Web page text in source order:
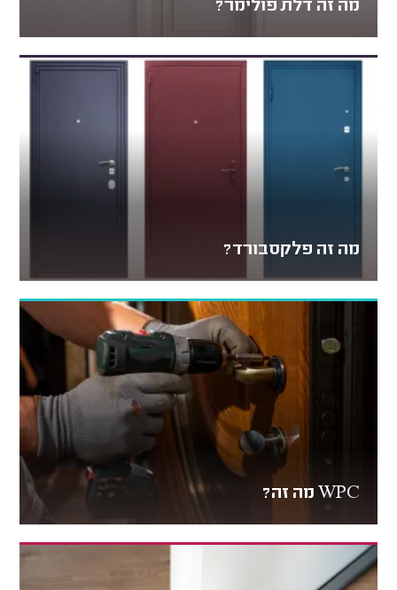
מה זה דלת פולימר?
מה זה פלקסבורד?
WPC מה זה?